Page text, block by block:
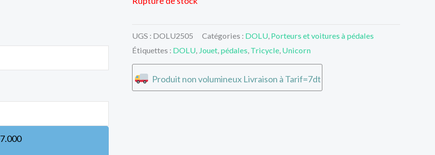
7.000
UGS : DOLU2505 Catégories : DOLU, Porteurs et voitures à pédales
Étiquettes : DOLU, Jouet, pédales, Tricycle, Unicorn
Produit non volumineux Livraison à Tarif=7dt